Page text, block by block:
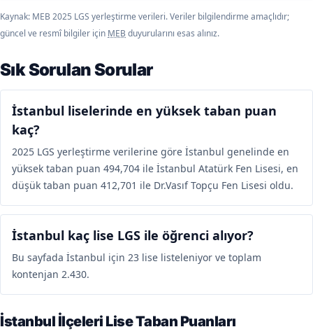
Kaynak: MEB 2025 LGS yerleştirme verileri. Veriler bilgilendirme amaçlıdır;
güncel ve resmî bilgiler için MEB duyurularını esas alınız.
Sık Sorulan Sorular
İstanbul liselerinde en yüksek taban puan
kaç?
2025 LGS yerleştirme verilerine göre İstanbul genelinde en
yüksek taban puan 494,704 ile İstanbul Atatürk Fen Lisesi, en
düşük taban puan 412,701 ile Dr.Vasıf Topçu Fen Lisesi oldu.
İstanbul kaç lise LGS ile öğrenci alıyor?
Bu sayfada İstanbul için 23 lise listeleniyor ve toplam
kontenjan 2.430.
İstanbul İlçeleri Lise Taban Puanları